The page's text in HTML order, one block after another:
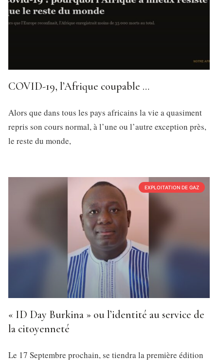
COVID-19, l’Afrique coupable …
Alors que dans tous les pays africains la vie a quasiment
repris son cours normal, à l’une ou l’autre exception près,
le reste du monde,
EXPLOITATION DE GAZ
« ID Day Burkina » ou l’identité au service de
la citoyenneté
Le 17 Septembre prochain, se tiendra la première édition